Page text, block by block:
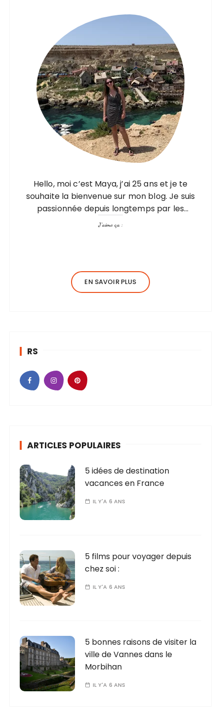
Hello, moi c’est Maya, j’ai 25 ans et je te
souhaite la bienvenue sur mon blog. Je suis
passionnée depuis longtemps par les
voyages, mais pas seulement par les visites,
J’aime ça :
EN SAVOIR PLUS
RS
ARTICLES POPULAIRES
5 idées de destination
vacances en France
IL Y'A 6 ANS
5 films pour voyager depuis
chez soi :
IL Y'A 6 ANS
5 bonnes raisons de visiter la
ville de Vannes dans le
Morbihan
IL Y'A 6 ANS